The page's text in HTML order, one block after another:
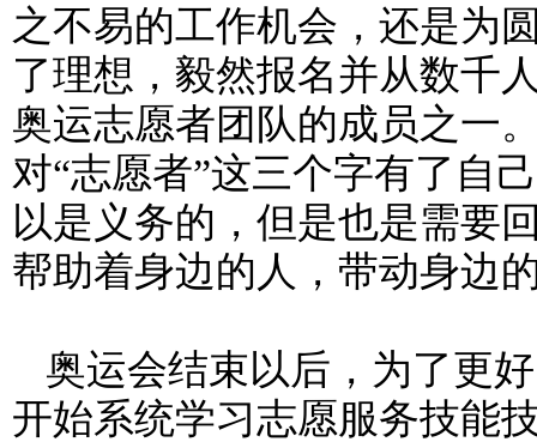
之不易的工作机会，还是为
了理想，毅然报名并从数千
奥运志愿者团队的成员之一
对“志愿者”这三个字有了自
以是义务的，但是也是需要
帮助着身边的人，带动身边
奥运会结束以后，为了更
开始系统学习志愿服务技能